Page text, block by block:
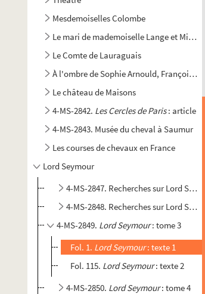
Mesdemoiselles Colombe
Le mari de mademoiselle Lange et
Le Comte de Lauraguais
À l'ombre de Sophie Arnould, François-
Le château de Maisons
4-MS-2842. Les Cercles de Paris: article
4-MS-2843. Musée du cheval à Saumur
Les courses de chevaux en France
Lord Seymour
4-MS-2847. Recherches sur Lord
4-MS-2848. Recherches sur Lord
4-MS-2849. Lord Seymour: tome 3
Fol. 1. Lord Seymour: texte 1
Fol. 115. Lord Seymour: texte 2
4-MS-2850. Lord Seymour: tome 4